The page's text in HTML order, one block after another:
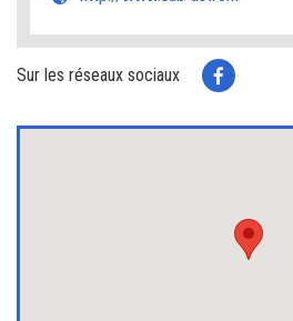
Sur les réseaux sociaux